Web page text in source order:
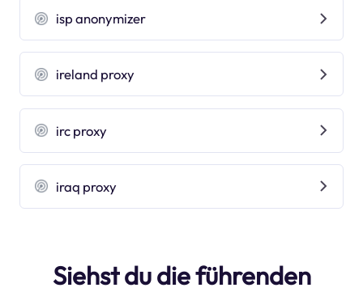
isp anonymizer
ireland proxy
irc proxy
iraq proxy
Siehst du die führenden